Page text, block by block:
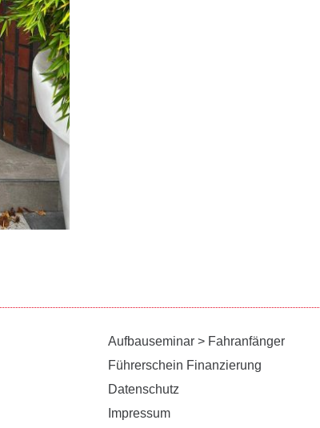
Aufbauseminar > Fahranfänger
Führerschein Finanzierung
Datenschutz
Impressum